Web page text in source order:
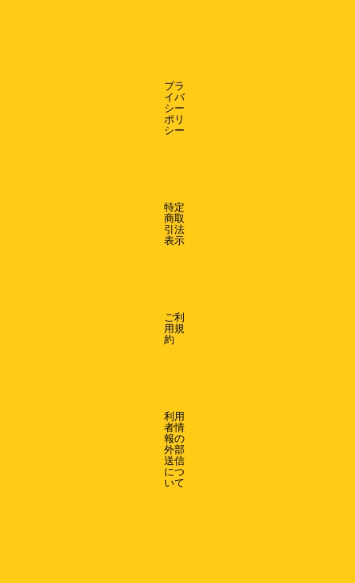
プラ
イバ
シー
ポリ
シー
特定
商取
引法
表示
ご利
用規
約
利用
者情
報の
外部
送信
につ
いて